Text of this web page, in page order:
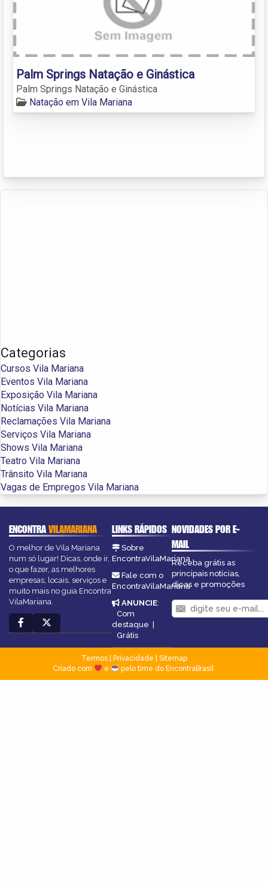
Palm Springs Natação e Ginástica
Palm Springs Natação e Ginástica
Natação em Vila Mariana
Categorias
Cursos Vila Mariana
Eventos Vila Mariana
Exposição Vila Mariana
Notícias Vila Mariana
Reclamações Vila Mariana
Serviços Vila Mariana
Shows Vila Mariana
Teatro Vila Mariana
Trânsito Vila Mariana
Vagas de Empregos Vila Mariana
ENCONTRAVILAMARIANA
O melhor de Vila Mariana
num só lugar! Dicas, onde ir,
o que fazer, as melhores
empresas, locais, serviços e
muito mais no guia Encontra
VilaMariana.
LINKS RÁPIDOS
Sobre
EncontraVilaMariana
Fale com o
EncontraVilaMariana
ANUNCIE:
Com
destaque |
Grátis
NOVIDADES POR E-
MAIL
Receba grátis as
principais notícias,
dicas e promoções
Termos| Privacidade
Sitemap
Criado com
e pelo time do EncontraBrasil